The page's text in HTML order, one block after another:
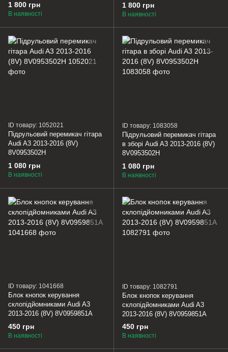
1 800 грн
В наявності
1 800 грн
В наявності
ID товару: 1052021
Підрульовий перемикач гітара
Audi A3 2013-2016 (8V)
8V0953502H
1 080 грн
В наявності
ID товару: 1083058
Підрульовий перемикач гітара
в зборі Audi A3 2013-2016 (8V)
8V0953502H
1 080 грн
В наявності
ID товару: 1041668
Блок кнопок керування
склопідйомниками Audi A3
2013-2016 (8V) 8V0959851A
450 грн
В наявності
ID товару: 1082791
Блок кнопок керування
склопідйомниками Audi A3
2013-2016 (8V) 8V0959851A
450 грн
В наявності